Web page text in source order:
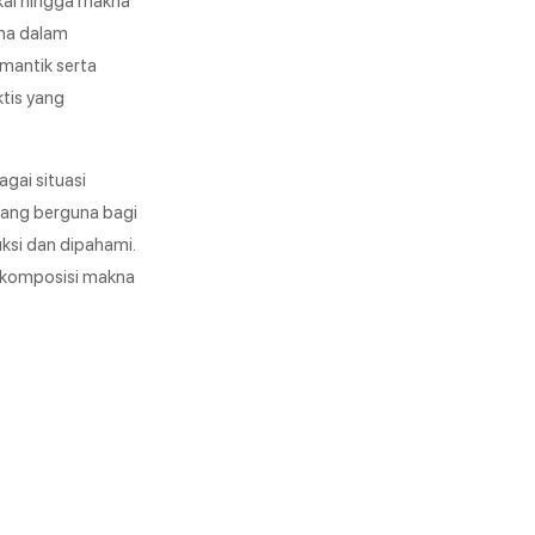
dalam
serta
yang
situasi
berguna bagi
dan dipahami.
makna